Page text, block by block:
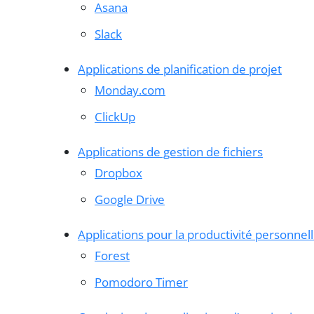
Asana
Slack
Applications de planification de projet
Monday.com
ClickUp
Applications de gestion de fichiers
Dropbox
Google Drive
Applications pour la productivité
Forest
Pomodoro Timer